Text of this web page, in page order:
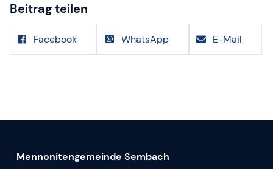
Beitrag teilen
Facebook WhatsApp E-Mail
Mennonitengemeinde Sembach